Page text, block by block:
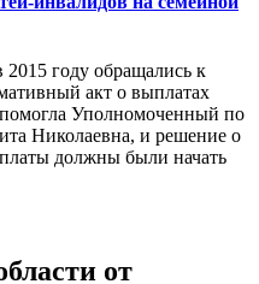
2015 году обращались к
акт о выплатах
Уполномоченный по
Николаевна, и решение о
должны были начать
от